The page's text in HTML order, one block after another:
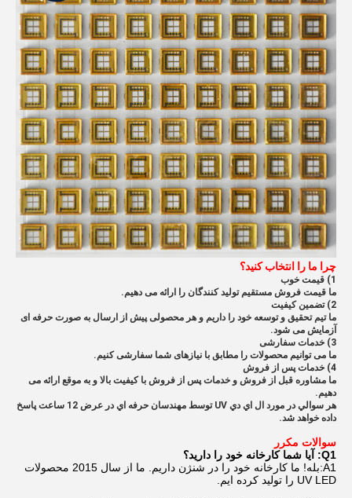
چرا ما را انتخاب کنید؟
1) قیمت خوب
ما قیمت فروش مستقیم تولید کنندگان را ارائه می دهیم.
2) تضمین کیفیت
ما تیم تحقیق و توسعه خود را داریم و هر محصولی پیش از ارسال به صورت حرفه ای
آزمایش می شود.
3) خدمات سفارشی
ما می توانیم محصولات را مطابق با نیازهای شما سفارشی کنیم.
4) خدمات پس از فروش
ما مشاوره قبل از فروش و خدمات پس از فروش با کیفیت بالا و به موقع ارائه می
دهیم.
هر سوالي در مورد ال اي دي UV توسط مهندسان حرفه اي در عرض 12 ساعت پاسخ
داده خواهد شد.
سوالات مکرر
Q1: آیا شما کارخانه خود را دارید؟
A1:بله! ما کارخانه خود را در شنژن داریم. ما از سال 2015 محصولات
UV LED را تولید کرده ایم.